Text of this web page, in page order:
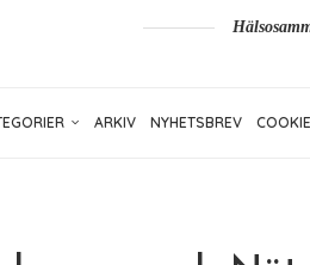
ARKIV NYHETSBREV